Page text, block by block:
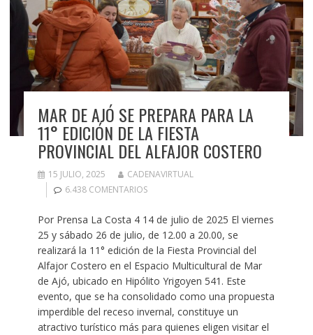
MAR DE AJÓ SE PREPARA PARA LA
11° EDICIÓN DE LA FIESTA
PROVINCIAL DEL ALFAJOR COSTERO
15 JULIO, 2025
CADENAVIRTUAL
6.438 COMENTARIOS
Por Prensa La Costa 4 14 de julio de 2025 El viernes
25 y sábado 26 de julio, de 12.00 a 20.00, se
realizará la 11° edición de la Fiesta Provincial del
Alfajor Costero en el Espacio Multicultural de Mar
de Ajó, ubicado en Hipólito Yrigoyen 541. Este
evento, que se ha consolidado como una propuesta
imperdible del receso invernal, constituye un
atractivo turístico más para quienes eligen visitar el